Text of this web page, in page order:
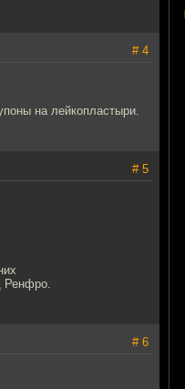
# 4
на лейкопластыри.
# 5
Ренфро.
# 6